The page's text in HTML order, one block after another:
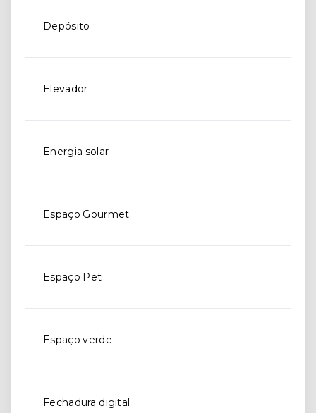
Depósito
Elevador
Energia solar
Espaço Gourmet
Espaço Pet
Espaço verde
Fechadura digital